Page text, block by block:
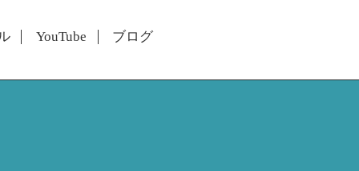
YouTube ブログ